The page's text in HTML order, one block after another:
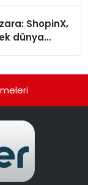
ShopinX,
dünya